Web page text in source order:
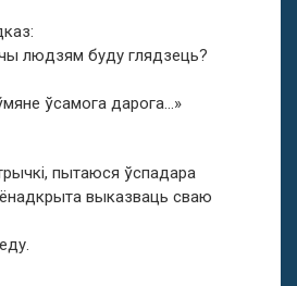
людзям буду глядзець?
ўсамога дарога…»
пытаюся ўспадара
ёнадкрыта выказваць сваю